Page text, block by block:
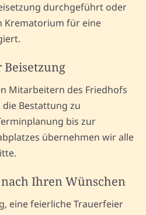
durchgeführt oder
Krematorium für eine
Beisetzung
Mitarbeitern des Friedhofs
Bestattung zu
bis zur
übernehmen wir alle
Ihren Wünschen
eine feierliche Trauerfeier